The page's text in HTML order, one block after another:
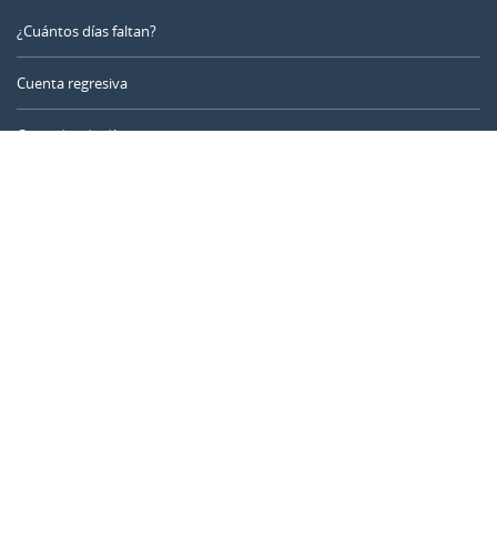
¿Cuántos días faltan?
Cuenta regresiva
Contador de días